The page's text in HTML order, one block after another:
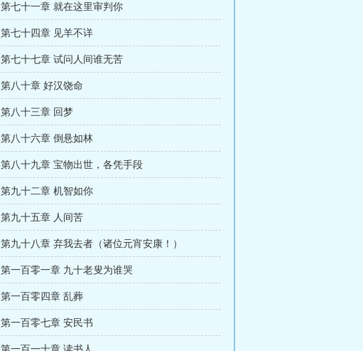
第七十一章 就在这里审判你
第七十四章 见羊不详
第七十七章 试问人间谁无苦
第八十章 好汉饶命
第八十三章 回梦
第八十六章 倒悬如林
第八十九章 宝物出世，各凭手段
第九十二章 机智如你
第九十五章 人间苦
第九十八章 弃我去者（诸位元宵安康！）
第一百零一章 九十老叟为谁哭
第一百零四章 乱葬
第一百零七章 安民书